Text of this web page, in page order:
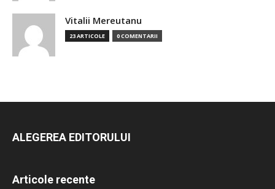
Vitalii Mereutanu
23 ARTICOLE 0 COMENTARII
ALEGEREA EDITORULUI
Articole recente